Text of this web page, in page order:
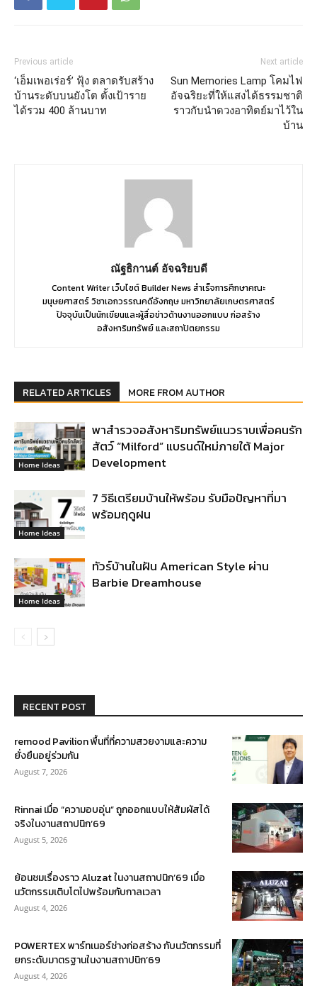
Previous article
‘เอ็มเพอเร่อร์’ ฟุ้ง ตลาดรับสร้าง
บ้านระดับบนยังโต ตั้งเป้าราย
ได้รวม 400 ล้านบาท
Next article
Sun Memories Lamp โคมไฟ
อัจฉริยะที่ให้แสงได้ธรรมชาติ
ราวกับนำดวงอาทิตย์มาไว้ใน
บ้าน
ณัฐธิกานต์ อัจฉริยบดี
Content Writer เว็บไซต์ Builder News สำเร็จการศึกษาคณะ
มนุษยศาสตร์ วิชาเอกวรรณคดีอังกฤษ มหาวิทยาลัยเกษตรศาสตร์
ปัจจุบันเป็นนักเขียนและผู้สื่อข่าวด้านงานออกแบบ ก่อสร้าง
อสังหาริมทรัพย์ และสถาปัตยกรรม
RELATED ARTICLES MORE FROM AUTHOR
Home Ideas
พาสำรวจอสังหาริมทรัพย์แนวราบเพื่อคนรัก
สัตว์ “Milford” แบรนด์ใหม่ภายใต้ Major
Development
Home Ideas
7 วิธีเตรียมบ้านให้พร้อม รับมือปัญหาที่มา
พร้อมฤดูฝน
Home Ideas
ทัวร์บ้านในฝัน American Style ผ่าน
Barbie Dreamhouse
RECENT POST
remood Pavilion พื้นที่ที่ความสวยงามและความ
ยั่งยืนอยู่ร่วมกัน
August 7, 2026
Rinnai เมื่อ “ความอบอุ่น” ถูกออกแบบให้สัมผัสได้
จริงในงานสถาปนิก’69
August 5, 2026
ย้อนชมเรื่องราว Aluzat ในงานสถาปนิก’69 เมื่อ
นวัตกรรมเติบโตไปพร้อมกับกาลเวลา
August 4, 2026
POWERTEX พาร์ทเนอร์ช่างก่อสร้าง กับนวัตกรรมที่
ยกระดับมาตรฐานในงานสถาปนิก’69
August 4, 2026